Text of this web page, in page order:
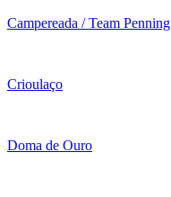
Campereada / Team Penning
Crioulaço
Doma de Ouro